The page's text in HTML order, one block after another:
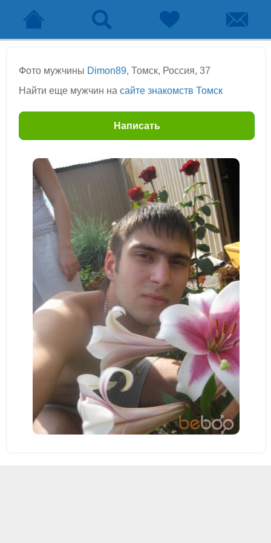
Фото мужчины Dimon89, Томск, Россия, 37
Найти еще мужчин на сайте знакомств Томск
Написать